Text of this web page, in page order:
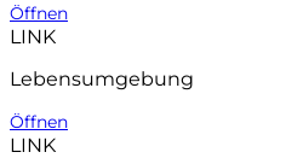
Öffnen
LINK
Lebensumgebung
Öffnen
LINK